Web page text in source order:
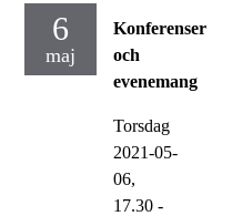
6
maj
Konferenser
och
evenemang
Torsdag
2021-05-
06,
17.30 -